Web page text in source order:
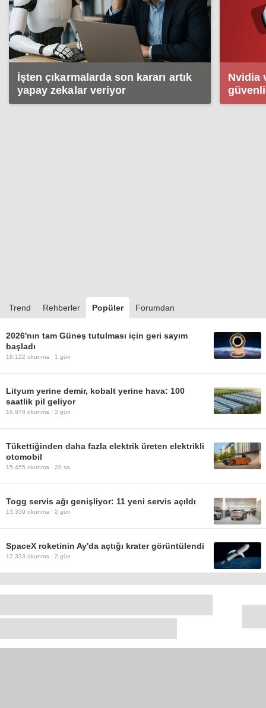
İşten çıkarmalarda son kararı artık
yapay zekalar veriyor
Nvidia
Trend Rehberler Popüler Forumdan
2026'nın tam Güneş tutulması için geri sayım
başladı
18.122 okunma · 1 gün
Lityum yerine demir, kobalt yerine hava: 100
saatlik pil geliyor
16.878 okunma · 2 gün
Tükettiğinden daha fazla elektrik üreten elektrikli
otomobil
15.455 okunma · 20 sa.
Togg servis ağı genişliyor: 11 yeni servis açıldı
13.339 okunma · 2 gün
SpaceX roketinin Ay'da açtığı krater görüntülendi
12.333 okunma · 2 gün